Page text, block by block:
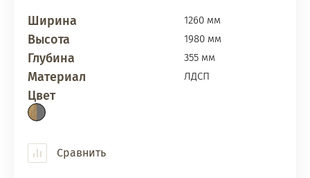
Ширина 1260 мм
Высота 1980 мм
Глубина 355 мм
Материал ЛДСП
Цвет
Сравнить